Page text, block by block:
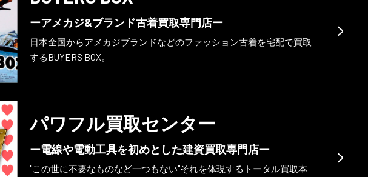
>
ーアメカジ&ブランド古着買取専門店ー
日本全国からアメカジブランドなどのファッション古着を宅配で買取
するBUYERS BOX。
>
パワフル買取センター
ー電線や電動工具を初めとした建資買取専門店ー
"この世に不要なものなど一つもない"それを体現するトータル買取本